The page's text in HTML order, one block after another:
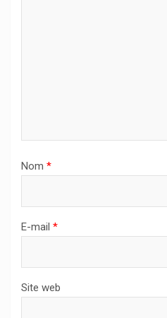
Nom *
E-mail *
Site web